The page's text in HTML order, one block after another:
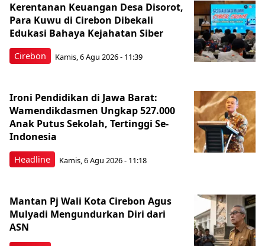
Cirebon
Kerentanan Keuangan Desa Disorot,
Para Kuwu di Cirebon Dibekali
Edukasi Bahaya Kejahatan Siber
Kamis, 6 Agu 2026 - 11:39
Headline
Ironi Pendidikan di Jawa Barat:
Wamendikdasmen Ungkap 527.000
Anak Putus Sekolah, Tertinggi Se-
Indonesia
Kamis, 6 Agu 2026 - 11:18
Mantan Pj Wali Kota Cirebon Agus
Mulyadi Mengundurkan Diri dari
ASN